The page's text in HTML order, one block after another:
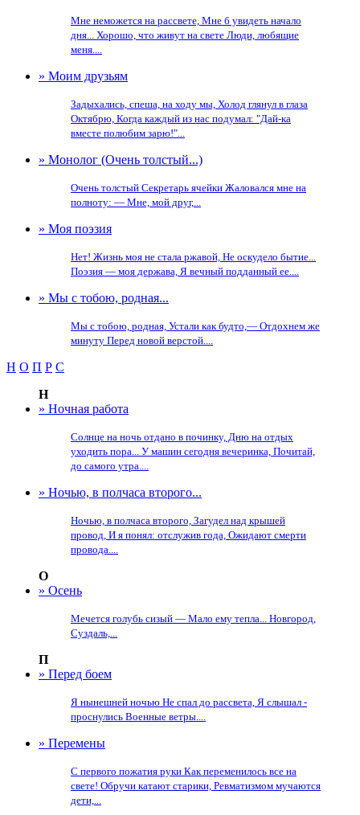
Мне неможется на рассвете, Мне б увидеть начало
дня... Хорошо, что живут на свете Люди, любящие
меня....
» Моим друзьям
Задыхались, спеша, на ходу мы, Холод глянул в глаза
Октябрю, Когда каждый из нас подумал: "Дай-ка
вместе полюбим зарю!"...
» Монолог (Очень толстый...)
Очень толстый Секретарь ячейки Жаловался мне на
полноту: — Мне, мой друг,...
» Моя поэзия
Нет! Жизнь моя не стала ржавой, Не оскудело бытие...
Поэзия — моя держава, Я вечный подданный ее....
» Мы с тобою, родная...
Мы с тобою, родная, Устали как будто,— Отдохнем же
минуту Перед новой верстой....
Н О П Р С
Н
» Ночная работа
Солнце на ночь отдано в починку, Дню на отдых
уходить пора... У машин сегодня вечеринка, Почитай,
до самого утра....
» Ночью, в полчаса второго...
Ночью, в полчаса второго, Загудел над крышей
провод, И я понял: отслужив года, Ожидают смерти
провода....
О
» Осень
Мечется голубь сизый — Мало ему тепла... Новгород,
Суздаль,...
П
» Перед боем
Я нынешней ночью Не спал до рассвета, Я слышал -
проснулись Военные ветры....
» Перемены
С первого пожатия руки Как переменилось все на
свете! Обручи катают старики, Ревматизмом мучаются
дети,...